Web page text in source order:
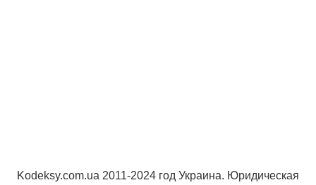
Kodeksy.com.ua 2011-2024 год Украина. Юридическая